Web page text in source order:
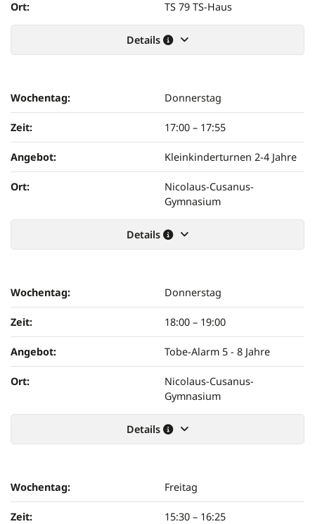
Ort: TS 79 TS-Haus
Details
Wochentag: Donnerstag
Zeit: 17:00 – 17:55
Angebot: Kleinkinderturnen 2-4 Jahre
Ort:
Nicolaus-Cusanus-
Gymnasium
Details
Wochentag: Donnerstag
Zeit: 18:00 – 19:00
Angebot: Tobe-Alarm 5 - 8 Jahre
Ort:
Nicolaus-Cusanus-
Gymnasium
Details
Wochentag: Freitag
Zeit: 15:30 – 16:25